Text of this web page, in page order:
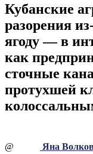
Кубанские
разорения
ягоду — в
как
сточные
протухшей
@ Яна